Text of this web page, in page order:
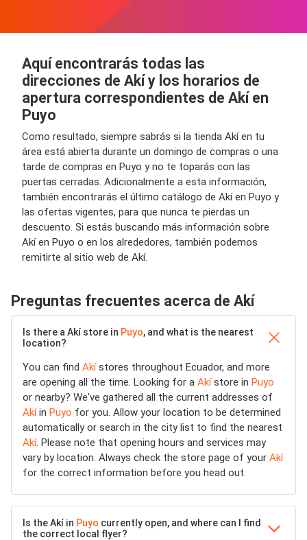
Aquí encontrarás todas las
direcciones de Akí y los horarios de
apertura correspondientes de Akí en
Puyo
Como resultado, siempre sabrás si la tienda Akí en tu
área está abierta durante un domingo de compras o una
tarde de compras en Puyo y no te toparás con las
puertas cerradas. Adicionalmente a esta información,
también encontrarás el último catálogo de Akí en Puyo y
las ofertas vigentes, para que nunca te pierdas un
descuento. Si estás buscando más información sobre
Akí en Puyo o en los alrededores, también podemos
remitirte al sitio web de Akí.
Preguntas frecuentes acerca de Akí
Is there a Akí store in Puyo, and what is the nearest
location?
You can find Akístores throughout Ecuador, and more
are opening all the time. Looking for a Akístore in Puyo
or nearby? We've gathered all the current addresses of
Akíin Puyo for you. Allow your location to be determined
automatically or search in the city list to find the nearest
Akí. Please note that opening hours and services may
vary by location. Always check the store page of your Akí
for the correct information before you head out.
Is the Akí in Puyo currently open, and where can I find
the correct local flyer?